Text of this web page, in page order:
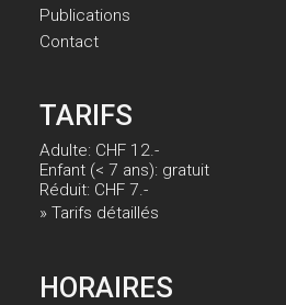
Publications
Contact
TARIFS
Adulte: CHF 12.-
Enfant (< 7 ans): gratuit
Réduit: CHF 7.-
» Tarifs détaillés
HORAIRES